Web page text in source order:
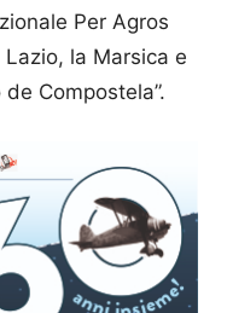
Per Agros
la Marsica e
Compostela”.